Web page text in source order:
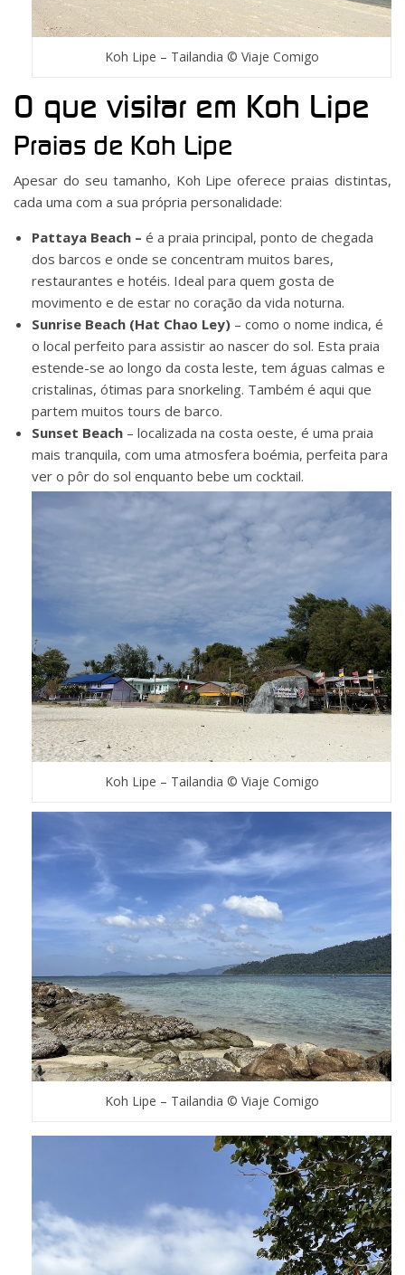
Koh Lipe – Tailandia © Viaje Comigo
O que visitar em Koh Lipe
Praias de Koh Lipe
Apesar do seu tamanho, Koh Lipe oferece praias distintas,
cada uma com a sua própria personalidade:
Pattaya Beach – é a praia principal, ponto de chegada
dos barcos e onde se concentram muitos bares,
restaurantes e hotéis. Ideal para quem gosta de
movimento e de estar no coração da vida noturna.
Sunrise Beach (Hat Chao Ley) – como o nome indica, é
o local perfeito para assistir ao nascer do sol. Esta praia
estende-se ao longo da costa leste, tem águas calmas e
cristalinas, ótimas para snorkeling. Também é aqui que
partem muitos tours de barco.
Sunset Beach – localizada na costa oeste, é uma praia
mais tranquila, com uma atmosfera boémia, perfeita para
ver o pôr do sol enquanto bebe um cocktail.
Koh Lipe – Tailandia © Viaje Comigo
Koh Lipe – Tailandia © Viaje Comigo